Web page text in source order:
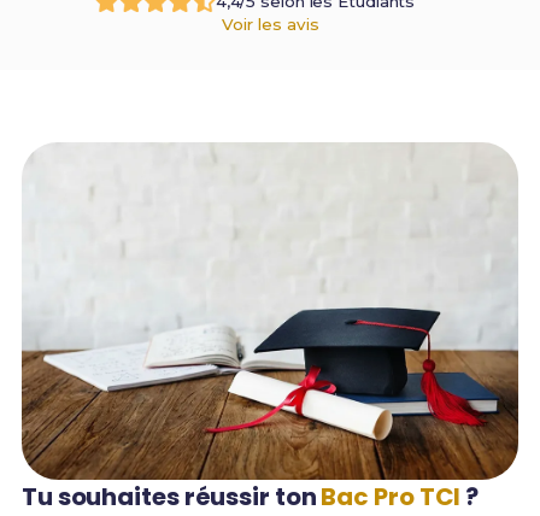
Voir les avis
Tu souhaites réussir tonBac Pro TCI ?